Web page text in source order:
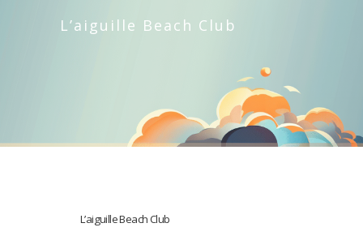
L’aiguille Beach Club
L’aiguille Beach Club